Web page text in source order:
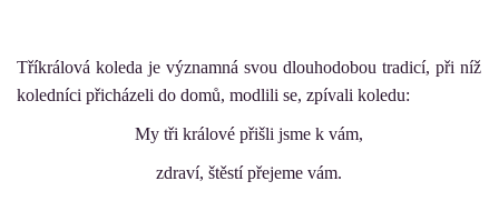
Tříkrálová koleda je významná svou dlouhodobou tradicí, při níž
koledníci přicházeli do domů, modlili se, zpívali koledu:
My tři králové přišli jsme k vám,
zdraví, štěstí přejeme vám.